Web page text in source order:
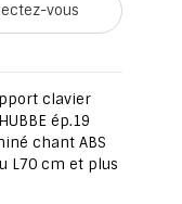
vous
clavier
ép.19
chant ABS
L70 cm et plus